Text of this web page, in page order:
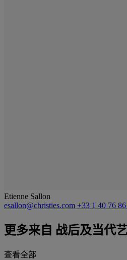
Etienne Sallon
esallon@christies.com +33 1 40 76
更多来自 战后及当代
查看全部